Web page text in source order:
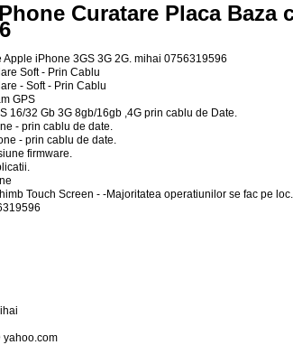
Curatare Placa Baza
Apple iPhone 3GS 3G 2G. mihai 0756319596
Soft - Prin Cablu
- Soft - Prin Cablu
GPS
16/32 Gb 3G 8gb/16gb ,4G prin cablu de Date.
- prin cablu de date.
- prin cablu de date.
firmware.
Touch Screen - -Majoritatea operatiunilor se fac pe loc.
yahoo.com